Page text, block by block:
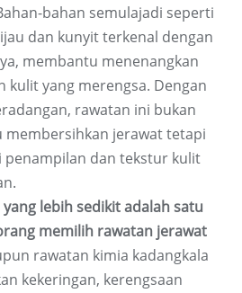
bahan semulajadi seperti
dan kunyit terkenal dengan
membantu menenangkan
kulit yang merengsa. Dengan
rawatan ini bukan
membersihkan jerawat tetapi
penampilan dan tekstur kulit
lebih sedikit adalah satu
memilih rawatan jerawat
rawatan kimia kadangkala
kekeringan, kerengsaan